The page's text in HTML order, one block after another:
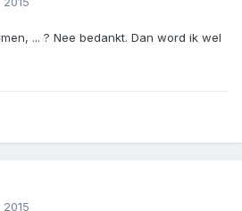
... ? Nee bedankt. Dan word ik wel